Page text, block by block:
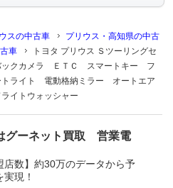
スの中古車
プリウス・高知県の中古
車
トヨタ プリウス Ｓツーリングセ
クカメラ ＥＴＣ スマートキー フ
ライト 電動格納ミラー オートエア
イトウォッシャー
グーネット買取 営業電
店数】約30万のデータから予
現！